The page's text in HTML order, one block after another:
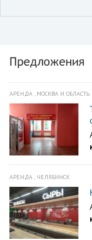
Предложения
АРЕНДА , МОСКВА И ОБЛАСТЬ
АРЕНДА , ЧЕЛЯБИНСК